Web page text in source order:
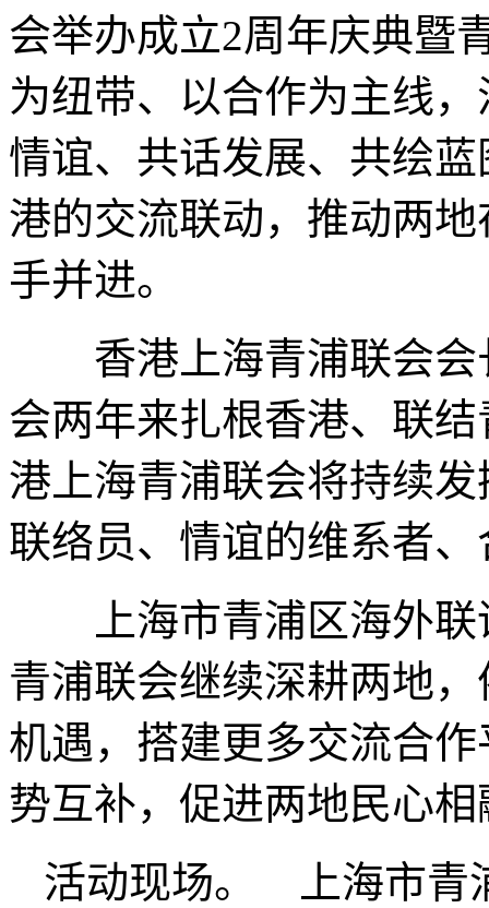
会举办成立2周年庆典暨
为纽带、以合作为主线
情谊、共话发展、共绘
港的交流联动，推动两
手并进。
香港上海青浦联会会
会两年来扎根香港、联
港上海青浦联会将持续
联络员、情谊的维系者
上海市青浦区海外联
青浦联会继续深耕两地
机遇，搭建更多交流合
势互补，促进两地民心
活动现场。 上海市青